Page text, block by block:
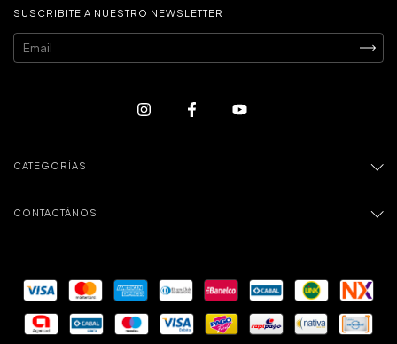
SUSCRIBITE A NUESTRO NEWSLETTER
CATEGORÍAS
CONTACTÁNOS